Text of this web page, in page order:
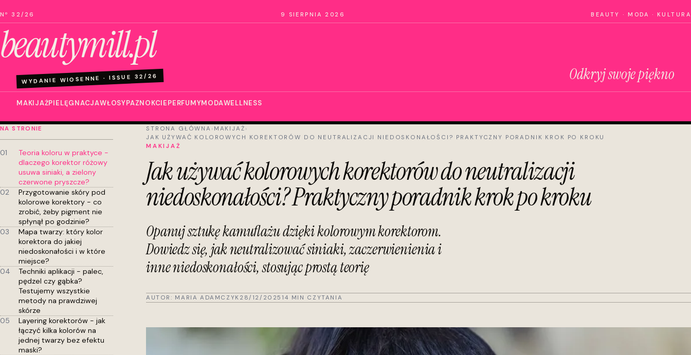
Nº 32/26 9 SIERPNIA 2026 BEAUTY · MODA · KULTURA
beautymill.pl
WYDANIE WIOSENNE · ISSUE 32/26 Odkryj swoje piękno
MAKIJAŻPIELĘGNACJAWŁOSYPAZNOKCIEPERFUMYMODAWELLNESS
NA STRONIE
01
Teoria koloru w praktyce -
dlaczego korektor różowy
usuwa siniaki, a zielony
czerwone pryszcze?
02
Przygotowanie skóry pod
kolorowe korektory - co
zrobić, żeby pigment nie
spłynął po godzinie?
03
Mapa twarzy: który kolor
korektora do jakiej
niedoskonałości i w które
miejsce?
04
Techniki aplikacji - palec,
pędzel czy gąbka?
Testujemy wszystkie
metody na prawdziwej
skórze
05
Layering korektorów - jak
łączyć kilka kolorów na
jednej twarzy bez efektu
maski?
STRONA GŁÓWNA › MAKIJAŻ ›
JAK UŻYWAĆ KOLOROWYCH KOREKTORÓW DO NEUTRALIZACJI NIEDOSKONAŁOŚCI? PRAKTYCZNY PORADNIK KROK PO KROKU
MAKIJAŻ
Jak używać kolorowych korektorów do neutralizacji
niedoskonałości? Praktyczny poradnik krok po kroku
Opanuj sztukę kamuflażu dzięki kolorowym korektorom.
Dowiedz się, jak neutralizować siniaki, zaczerwienienia i
inne niedoskonałości, stosując prostą teorię
AUTOR: MARIA ADAMCZYK 28/12/2025 14 MIN CZYTANIA